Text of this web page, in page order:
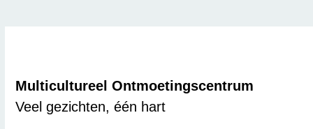
Multicultureel Ontmoetingscentrum
Veel gezichten, één hart